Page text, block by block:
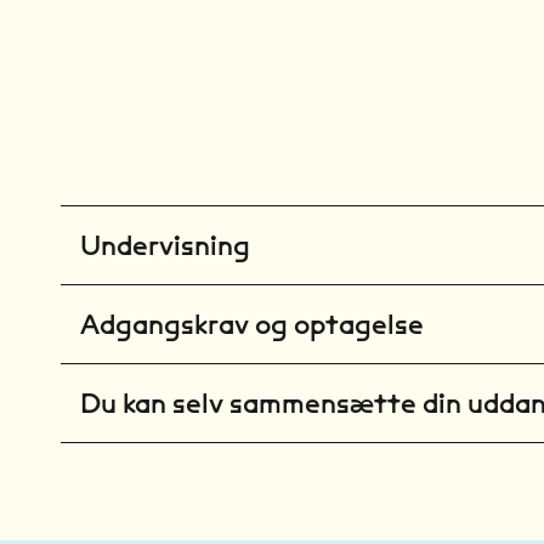
Undervisning
Adgangskrav og optagelse
Du kan selv sammensætte din